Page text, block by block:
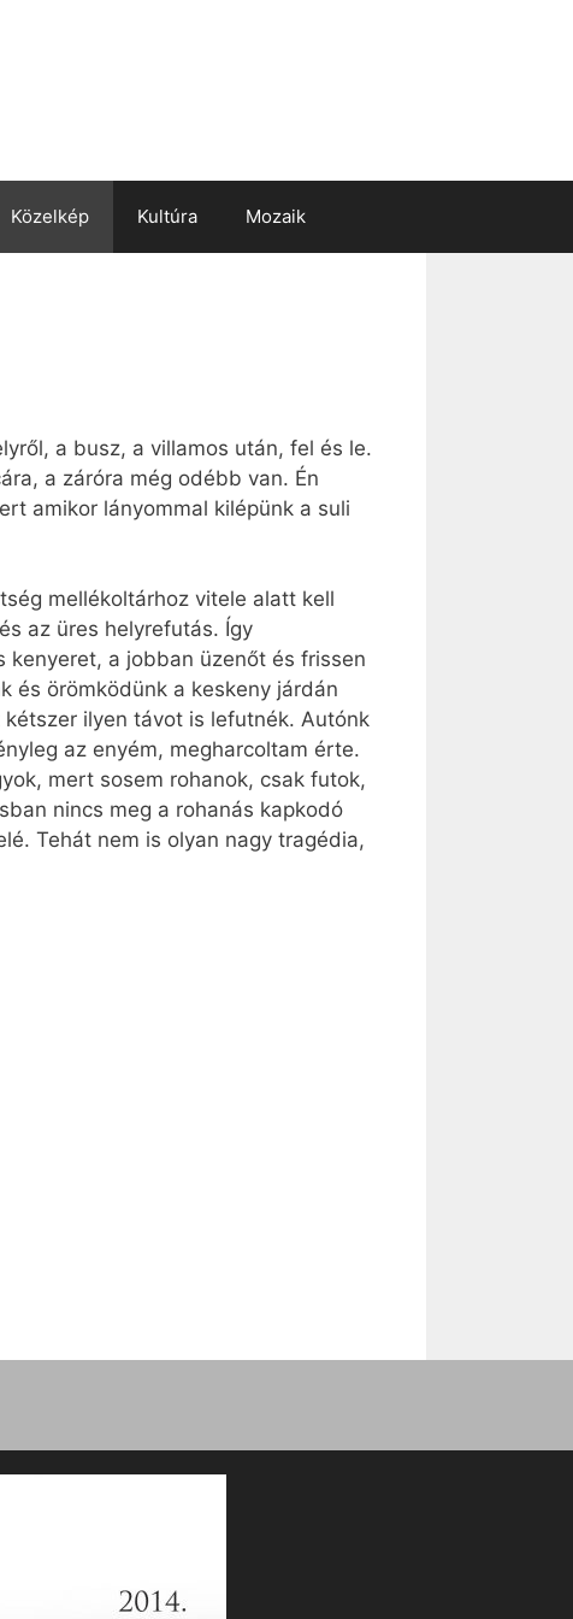
Közelkép Kultúra Mozaik
a busz, a villamos után, fel és le.
a záróra még odébb van. Én
amikor lányommal kilépünk a suli
mellékoltárhoz vitele alatt kell
az üres helyrefutás. Így
kenyeret, a jobban üzenőt és frissen
és örömködünk a keskeny járdán
ilyen távot is lefutnék. Autónk
az enyém, megharcoltam érte.
mert sosem rohanok, csak futok,
nincs meg a rohanás kapkodó
Tehát nem is olyan nagy tragédia,